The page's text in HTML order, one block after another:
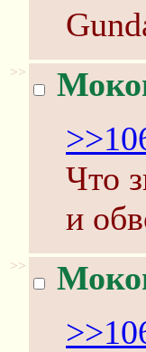
>>
Что
и
>>